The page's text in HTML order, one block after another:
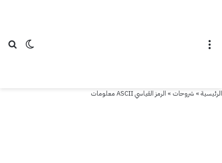
الوضع
الرئيسية» شروحات » الرمز القياسي ASCII معلومات